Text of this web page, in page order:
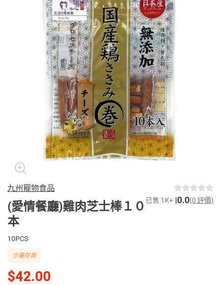
九州寵物食品
(愛情餐廳)雞肉芝士棒１０
本
已售 1K+ 0.0(0 評價)
10PCS
$42.00
少量存貨